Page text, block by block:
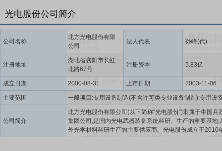
光电股份公司简介
公司名称
北方光电股份有限
公司
法人代表 孙峰(代)
注册地址
湖北省襄阳市长虹
北路67号
注册资本 5.83亿
成立日期 2000-08-31 上市日期 2003-11-06
主要范围
公司简介
北方光电股份有限公司(以下简称“光电股份”)隶属于中国兵
集团公司,是国内光电武器装备系统科研、生产的重要基地,
外光学材料科研生产的主要供应商。光电股份成立于2010
其前身是有着60年发展历程的“西安北方光电有限公司”。